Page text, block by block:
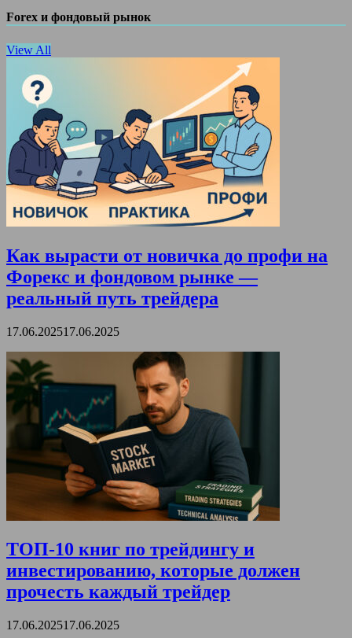
Forex и фондовый рынок
View All
Как вырасти от новичка до профи на
Форекс и фондовом рынке —
реальный путь трейдера
17.06.202517.06.2025
ТОП-10 книг по трейдингу и
инвестированию, которые должен
прочесть каждый трейдер
17.06.202517.06.2025